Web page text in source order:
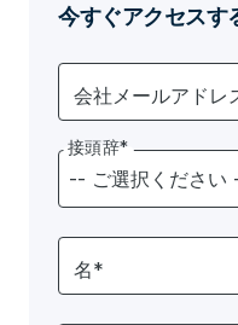
今すぐアクセスす
会社メールアドレ
接頭辞*
名*